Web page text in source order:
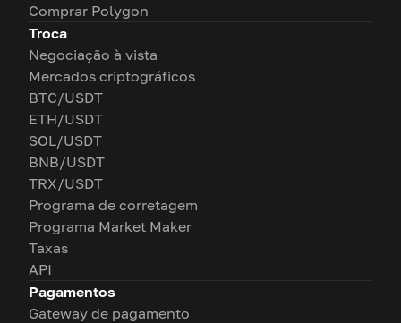
Comprar Polygon
Troca
Negociação à vista
Mercados criptográficos
BTC/USDT
ETH/USDT
SOL/USDT
BNB/USDT
TRX/USDT
Programa de corretagem
Programa Market Maker
Taxas
API
Pagamentos
Gateway de pagamento